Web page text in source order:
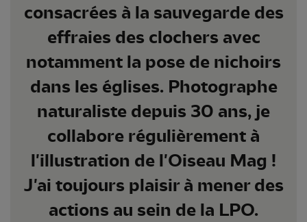
consacrées à la sauvegarde des
effraies des clochers avec
notamment la pose de nichoirs
dans les églises. Photographe
naturaliste depuis 30 ans, je
collabore régulièrement à
l'illustration de l'Oiseau Mag !
J'ai toujours plaisir à mener des
actions au sein de la LPO.